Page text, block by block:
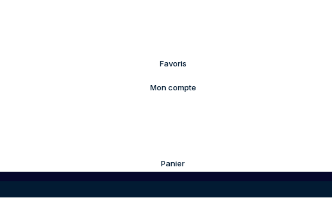
Favoris
Mon compte
Panier